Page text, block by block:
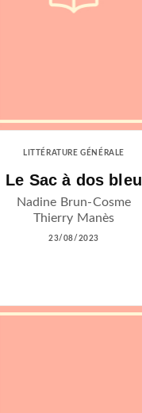
LITTÉRATURE GÉNÉRALE
Le Sac à dos bleu
Nadine Brun-Cosme
Thierry Manès
23/08/2023